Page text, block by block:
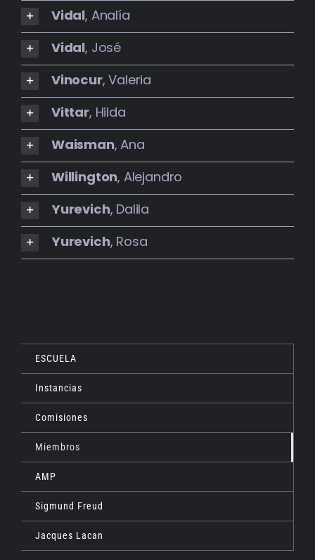
Vidal, Analía
Vidal, José
Vinocur, Valeria
Vittar, Hilda
Waisman, Ana
Willington, Alejandro
Yurevich, Dalila
Yurevich, Rosa
ESCUELA
Instancias
Comisiones
Miembros
AMP
Sigmund Freud
Jacques Lacan